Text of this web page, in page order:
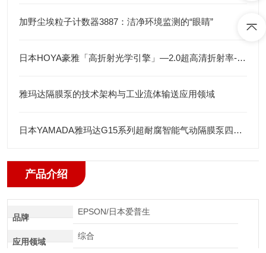
加野尘埃粒子计数器3887：洁净环境监测的“眼睛”
日本HOYA豪雅「高折射光学引擎」—2.0超高清折射率-总代理藤田光学
雅玛达隔膜泵的技术架构与工业流体输送应用领域
日本YAMADA雅玛达G15系列超耐腐智能气动隔膜泵四川代理店
产品介绍
品牌
EPSON/日本爱普生
应用领域
综合